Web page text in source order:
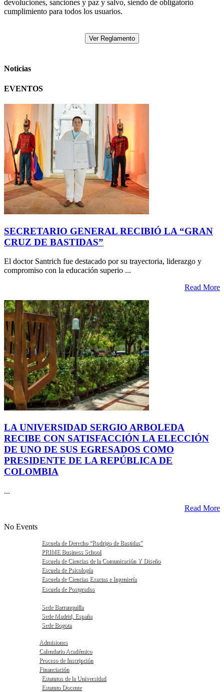
devoluciones, sanciones y paz y salvo, siendo de obligatorio
cumplimiento para todos los usuarios.
Ver Reglamento
Noticias
EVENTOS
SECRETARIO GENERAL RECIBIÓ LA “GRAN
CRUZ DE BASTIDAS”
El doctor Santrich fue destacado por su trayectoria, liderazgo y
compromiso con la educación superio ...
Read More
LA UNIVERSIDAD SERGIO ARBOLEDA
RECIBE CON SATISFACCIÓN LA ELECCIÓN
DE UNO DE SUS EGRESADOS COMO
PRESIDENTE DE LA REPÚBLICA DE
COLOMBIA
...
Read More
No Events
Escuela de Derecho “Rodrigo de Bastidas”
PRIME Business School
Escuela de Ciencias de la Comunicación Y Diseño
Escuela de Psicología
Escuela de Ciencias Exactas e Ingeniería
Escuela de Postgrados
Sede Barranquilla
Sede Madrid, España
Sede Bogota
Admisiones
Calendario Académico
Proceso de Inscripción
Financiación
Estatutos de la Universidad
Estatuto Docente